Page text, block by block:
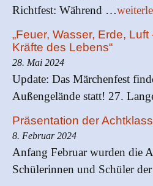
Richtfest: Während …
„Feuer, Wasser, Erde,
Kräfte des Lebens“
28. Mai 2024
Update: Das Märchenfest
Außengelände statt! 27.
Präsentation der
8. Februar 2024
Anfang Februar wurden die
Schülerinnen und Schüler